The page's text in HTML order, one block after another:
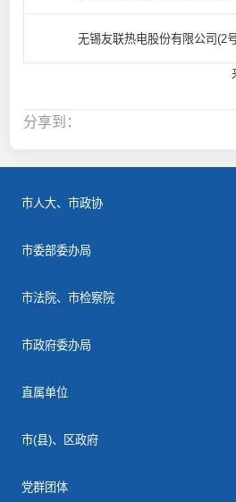
无锡友联热电股份有限公司(2
分享到：
市人大、市政协
市委部委办局
市法院、市检察院
市政府委办局
直属单位
市(县)、区政府
党群团体